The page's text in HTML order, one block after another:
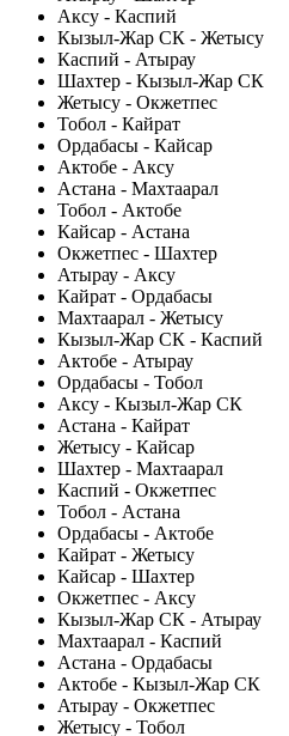
Аксу - Каспий
Кызыл-Жар СК - Жетысу
Каспий - Атырау
Шахтер - Кызыл-Жар СК
Жетысу - Окжетпес
Тобол - Кайрат
Ордабасы - Кайсар
Актобе - Аксу
Астана - Махтаарал
Тобол - Актобе
Кайсар - Астана
Окжетпес - Шахтер
Атырау - Аксу
Кайрат - Ордабасы
Махтаарал - Жетысу
Кызыл-Жар СК - Каспий
Актобе - Атырау
Ордабасы - Тобол
Аксу - Кызыл-Жар СК
Астана - Кайрат
Жетысу - Кайсар
Шахтер - Махтаарал
Каспий - Окжетпес
Тобол - Астана
Ордабасы - Актобе
Кайрат - Жетысу
Кайсар - Шахтер
Окжетпес - Аксу
Кызыл-Жар СК - Атырау
Махтаарал - Каспий
Астана - Ордабасы
Актобе - Кызыл-Жар СК
Атырау - Окжетпес
Жетысу - Тобол